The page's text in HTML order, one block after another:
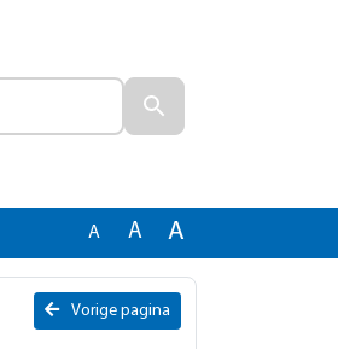
A A A
Vorige pagina